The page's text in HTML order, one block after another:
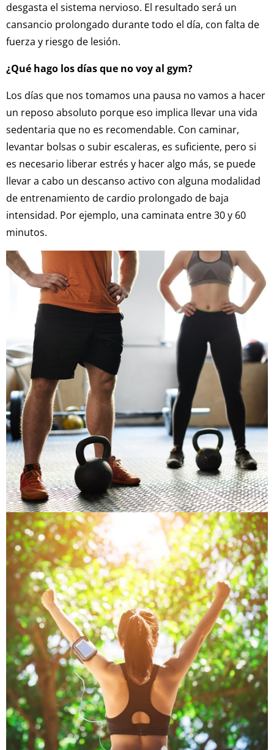
desgasta el sistema nervioso. El resultado será un
cansancio prolongado durante todo el día, con falta de
fuerza y riesgo de lesión.
¿Qué hago los días que no voy al gym?
Los días que nos tomamos una pausa no vamos a hacer
un reposo absoluto porque eso implica llevar una vida
sedentaria que no es recomendable. Con caminar,
levantar bolsas o subir escaleras, es suficiente, pero si
es necesario liberar estrés y hacer algo más, se puede
llevar a cabo un descanso activo con alguna modalidad
de entrenamiento de cardio prolongado de baja
intensidad. Por ejemplo, una caminata entre 30 y 60
minutos.